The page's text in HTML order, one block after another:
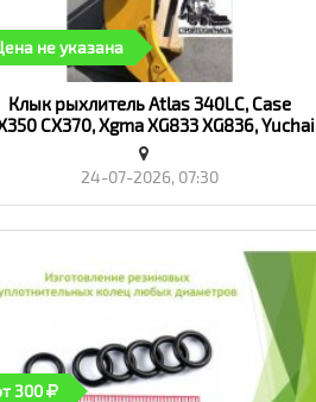
не указана
Клык рыхлитель Atlas 340LC, Case
CX370, Xgma XG833 XG836, Yuchai
YC310, JS330 JS385, Umg E330C -
«Транспорт»
24-07-2026, 07:30
300